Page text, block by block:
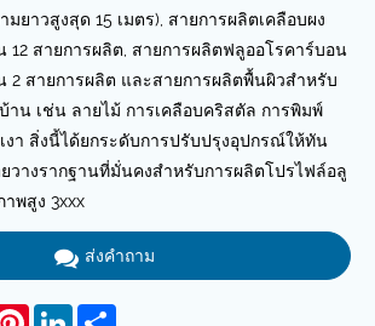
ยาวสูงสุด 15 เมตร), สายการผลิตเคลือบผง
สายการผลิต, สายการผลิตฟลูออโรคาร์บอน
2 สายการผลิต และสายการผลิตพื้นผิวสำหรับ
าน เช่น ลายไม้ การเคลือบคริสตัล การพิมพ์
งา สิ่งนี้ได้ยกระดับการปรับปรุงอุปกรณ์ให้ทัน
วางรากฐานที่มั่นคงสำหรับการผลิตโปรไฟล์อลู
พสูง 3xxx
ส่งคำถาม
PinterestLinkedIn